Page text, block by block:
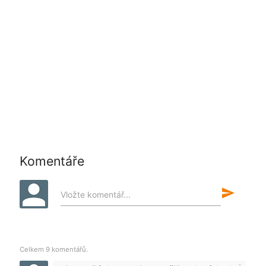
Komentáře
Vložte komentář... send
Celkem 9 komentářů.